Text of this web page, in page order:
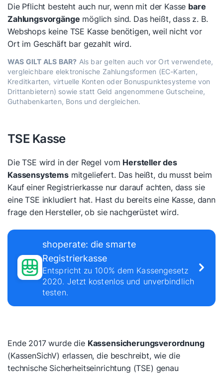
Die Pflicht besteht auch nur, wenn mit der Kasse bare
Zahlungsvorgänge möglich sind. Das heißt, dass z. B.
Webshops keine TSE Kasse benötigen, weil nicht vor
Ort im Geschäft bar gezahlt wird.
WAS GILT ALS BAR? Als bar gelten auch vor Ort verwendete,
vergleichbare elektronische Zahlungsformen (EC-Karten,
Kreditkarten, virtuelle Konten oder Bonuspunktesysteme von
Drittanbietern) sowie statt Geld angenommene Gutscheine,
Guthabenkarten, Bons und dergleichen.
TSE Kasse
Die TSE wird in der Regel vom Hersteller des
Kassensystemsmitgeliefert. Das heißt, du musst beim
Kauf einer Registrierkasse nur darauf achten, dass sie
eine TSE inkludiert hat. Hast du bereits eine Kasse, dann
frage den Hersteller, ob sie nachgerüstet wird.
shoperate: die smarte
Registrierkasse
Entspricht zu 100% dem Kassengesetz
2020. Jetzt kostenlos und unverbindlich
testen.
Ende 2017 wurde die Kassensicherungsverordnung
(KassenSichV) erlassen, die beschreibt, wie die
technische Sicherheitseinrichtung (TSE) genau